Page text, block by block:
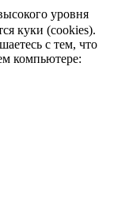
уровня
куки (cookies).
с тем, что
компьютере: